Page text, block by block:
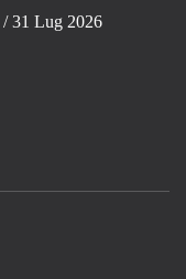
/ 31 Lug 2026